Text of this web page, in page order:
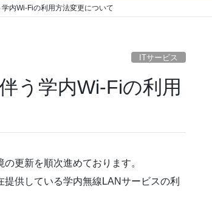
内Wi-Fiの利用方法変更について
ITサービス
う学内Wi-Fiの利用
更新を順次進めております。
供している学内無線LANサービスの利